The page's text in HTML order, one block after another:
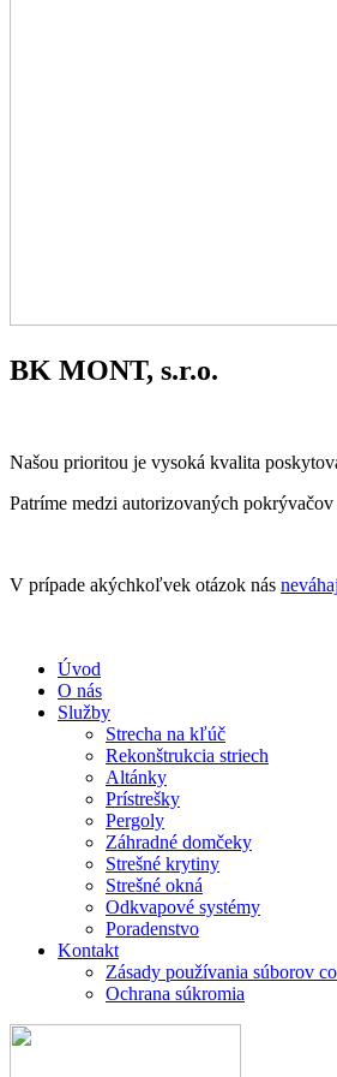
BK MONT, s.r.o.
Našou prioritou je vysoká kvalita
Patríme medzi autorizovaných
V prípade akýchkoľvek otázok nás
Úvod
O nás
Služby
Strecha na kľúč
Rekonštrukcia striech
Altánky
Prístrešky
Pergoly
Záhradné domčeky
Strešné krytiny
Strešné okná
Odkvapové systémy
Poradenstvo
Kontakt
Zásady používania súborov
Ochrana súkromia